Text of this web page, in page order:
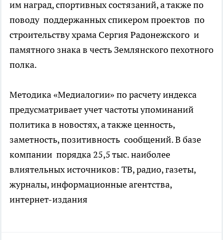
им наград, спортивных состязаний, а также по
поводу поддержанных спикером проектов по
строительству храма Сергия Радонежского и
памятного знака в честь Землянского пехотного
полка.
Методика «Медиалогии» по расчету индекса
предусматривает учет частоты упоминаний
политика в новостях, а также ценность,
заметность, позитивность сообщений. В базе
компании порядка 25,5 тыс. наиболее
влиятельных источников: ТВ, радио, газеты,
журналы, информационные агентства,
интернет-издания